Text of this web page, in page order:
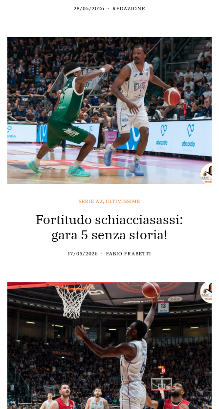
28/05/2026 REDAZIONE
SERIE A2, ULTIMISSIME
Fortitudo schiacciasassi:
gara 5 senza storia!
17/05/2026 FABIO FRABETTI